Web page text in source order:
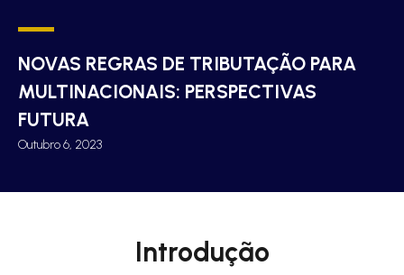
NOVAS REGRAS DE TRIBUTAÇÃO PARA
MULTINACIONAIS: PERSPECTIVAS
FUTURA
Outubro 6, 2023
Introdução